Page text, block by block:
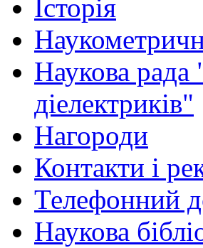
Історія
Наукова рада
діелектриків"
Нагороди
Контакти і
Телефонний
Наукова